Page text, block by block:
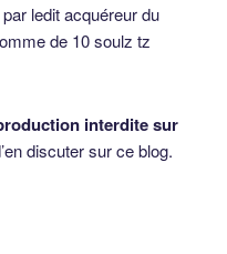
ledit acquéreur du
de 10 soulz tz
interdite sur
discuter sur ce blog.